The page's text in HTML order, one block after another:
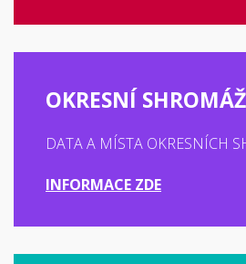
OKRESNÍ
DATA A MÍSTA OKRESNÍCH
INFORMACE ZDE